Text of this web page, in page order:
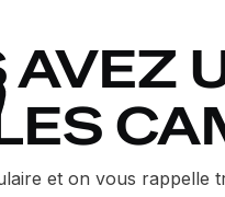
AVEZ
et on vous rappelle